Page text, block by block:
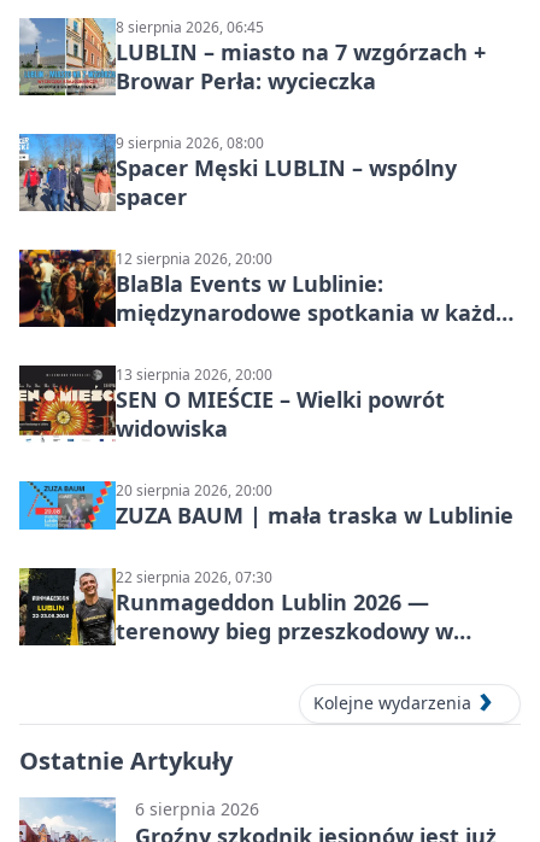
8 sierpnia 2026, 06:45
LUBLIN – miasto na 7 wzgórzach +
Browar Perła: wycieczka
9 sierpnia 2026, 08:00
Spacer Męski LUBLIN – wspólny
spacer
12 sierpnia 2026, 20:00
BlaBla Events w Lublinie:
międzynarodowe spotkania w każdą
13 sierpnia 2026, 20:00
SEN O MIEŚCIE – Wielki powrót
widowiska
20 sierpnia 2026, 20:00
ZUZA BAUM | mała traska w Lublinie
22 sierpnia 2026, 07:30
Runmageddon Lublin 2026 —
terenowy bieg przeszkodowy w
Kolejne wydarzenia
Ostatnie Artykuły
6 sierpnia 2026
Groźny szkodnik jesionów jest już